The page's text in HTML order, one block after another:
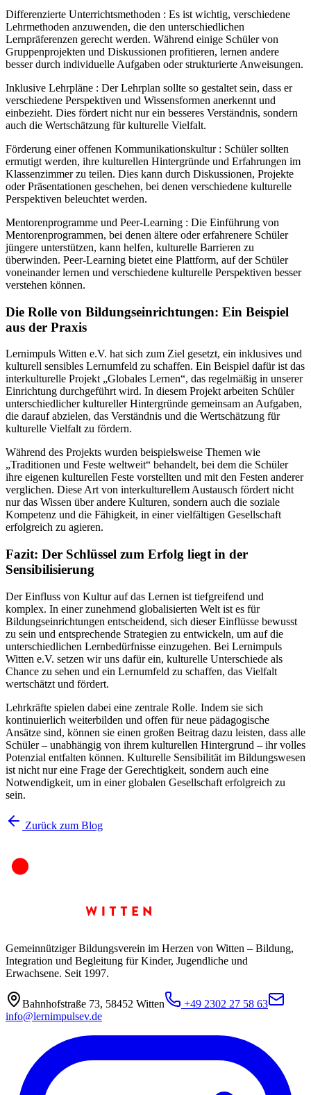
Differenzierte Unterrichtsmethoden : Es ist wichtig, verschiedene
Lehrmethoden anzuwenden, die den unterschiedlichen
Lernpräferenzen gerecht werden. Während einige Schüler von
Gruppenprojekten und Diskussionen profitieren, lernen andere
besser durch individuelle Aufgaben oder strukturierte Anweisungen.
Inklusive Lehrpläne : Der Lehrplan sollte so gestaltet sein, dass er
verschiedene Perspektiven und Wissensformen anerkennt und
einbezieht. Dies fördert nicht nur ein besseres Verständnis, sondern
auch die Wertschätzung für kulturelle Vielfalt.
Förderung einer offenen Kommunikationskultur : Schüler sollten
ermutigt werden, ihre kulturellen Hintergründe und Erfahrungen im
Klassenzimmer zu teilen. Dies kann durch Diskussionen, Projekte
oder Präsentationen geschehen, bei denen verschiedene kulturelle
Perspektiven beleuchtet werden.
Mentorenprogramme und Peer-Learning : Die Einführung von
Mentorenprogrammen, bei denen ältere oder erfahrenere Schüler
jüngere unterstützen, kann helfen, kulturelle Barrieren zu
überwinden. Peer-Learning bietet eine Plattform, auf der Schüler
voneinander lernen und verschiedene kulturelle Perspektiven besser
verstehen können.
Die Rolle von Bildungseinrichtungen: Ein Beispiel
aus der Praxis
Lernimpuls Witten e.V. hat sich zum Ziel gesetzt, ein inklusives und
kulturell sensibles Lernumfeld zu schaffen. Ein Beispiel dafür ist das
interkulturelle Projekt „Globales Lernen“, das regelmäßig in unserer
Einrichtung durchgeführt wird. In diesem Projekt arbeiten Schüler
unterschiedlicher kultureller Hintergründe gemeinsam an Aufgaben,
die darauf abzielen, das Verständnis und die Wertschätzung für
kulturelle Vielfalt zu fördern.
Während des Projekts wurden beispielsweise Themen wie
„Traditionen und Feste weltweit“ behandelt, bei dem die Schüler
ihre eigenen kulturellen Feste vorstellten und mit den Festen anderer
verglichen. Diese Art von interkulturellem Austausch fördert nicht
nur das Wissen über andere Kulturen, sondern auch die soziale
Kompetenz und die Fähigkeit, in einer vielfältigen Gesellschaft
erfolgreich zu agieren.
Fazit: Der Schlüssel zum Erfolg liegt in der
Sensibilisierung
Der Einfluss von Kultur auf das Lernen ist tiefgreifend und
komplex. In einer zunehmend globalisierten Welt ist es für
Bildungseinrichtungen entscheidend, sich dieser Einflüsse bewusst
zu sein und entsprechende Strategien zu entwickeln, um auf die
unterschiedlichen Lernbedürfnisse einzugehen. Bei Lernimpuls
Witten e.V. setzen wir uns dafür ein, kulturelle Unterschiede als
Chance zu sehen und ein Lernumfeld zu schaffen, das Vielfalt
wertschätzt und fördert.
Lehrkräfte spielen dabei eine zentrale Rolle. Indem sie sich
kontinuierlich weiterbilden und offen für neue pädagogische
Ansätze sind, können sie einen großen Beitrag dazu leisten, dass alle
Schüler – unabhängig von ihrem kulturellen Hintergrund – ihr volles
Potenzial entfalten können. Kulturelle Sensibilität im Bildungswesen
ist nicht nur eine Frage der Gerechtigkeit, sondern auch eine
Notwendigkeit, um in einer globalen Gesellschaft erfolgreich zu
sein.
Zurück zum Blog
Gemeinnütziger Bildungsverein im Herzen von Witten – Bildung,
Integration und Begleitung für Kinder, Jugendliche und
Erwachsene. Seit 1997.
Bahnhofstraße 73, 58452 Witten
+49 2302 27 58 63
info@lernimpulsev.de